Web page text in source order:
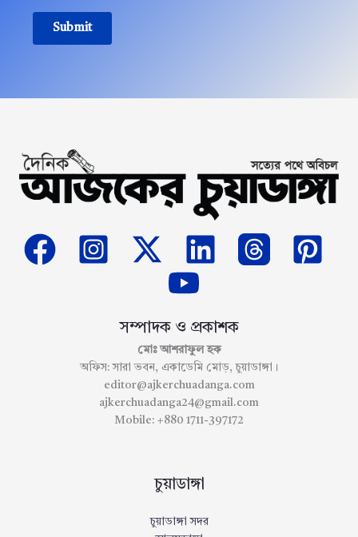
Submit
সম্পাদক ও প্রকাশক
মোঃ আশরাফুল হক
অফিস: সারা ভবন, একাডেমি মোড়, চুয়াডাঙ্গা।
editor@ajkerchuadanga.com
ajkerchuadanga24@gmail.com
Mobile: +880 1711-397172
চুয়াডাঙ্গা
চুয়াডাঙ্গা সদর